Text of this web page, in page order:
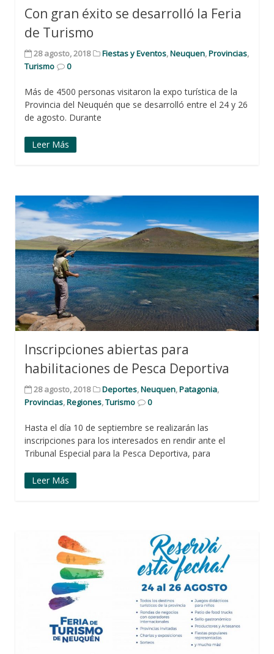
Con gran éxito se desarrolló la Feria
de Turismo
28 agosto, 2018 Fiestas y Eventos,Neuquen,Provincias,
Turismo
0
Más de 4500 personas visitaron la expo turística de la
Provincia del Neuquén que se desarrolló entre el 24 y 26
de agosto. Durante
Leer Más
Inscripciones abiertas para
habilitaciones de Pesca Deportiva
28 agosto, 2018 Deportes,Neuquen,Patagonia,
Provincias,Regiones,Turismo 0
Hasta el día 10 de septiembre se realizarán las
inscripciones para los interesados en rendir ante el
Tribunal Especial para la Pesca Deportiva, para
Leer Más